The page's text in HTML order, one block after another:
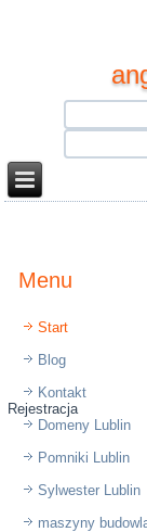
Menu
Start
Blog
Kontakt
Rejestracja
Domeny Lublin
Pomniki Lublin
Sylwester Lublin
maszyny